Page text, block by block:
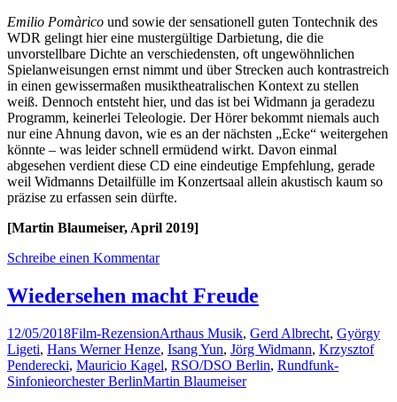
Emilio Pomàrico und sowie der sensationell guten Tontechnik des
WDR gelingt hier eine mustergültige Darbietung, die die
unvorstellbare Dichte an verschiedensten, oft ungewöhnlichen
Spielanweisungen ernst nimmt und über Strecken auch kontrastreich
in einen gewissermaßen musiktheatralischen Kontext zu stellen
weiß. Dennoch entsteht hier, und das ist bei Widmann ja geradezu
Programm, keinerlei Teleologie. Der Hörer bekommt niemals auch
nur eine Ahnung davon, wie es an der nächsten „Ecke“ weitergehen
könnte – was leider schnell ermüdend wirkt. Davon einmal
abgesehen verdient diese CD eine eindeutige Empfehlung, gerade
weil Widmanns Detailfülle im Konzertsaal allein akustisch kaum so
präzise zu erfassen sein dürfte.
[Martin Blaumeiser, April 2019]
Schreibe einen Kommentar
Wiedersehen macht Freude
12/05/2018Film-RezensionArthaus Musik, Gerd Albrecht, György
Ligeti, Hans Werner Henze, Isang Yun, Jörg Widmann, Krzysztof
Penderecki, Mauricio Kagel, RSO/DSO Berlin, Rundfunk-
Sinfonieorchester BerlinMartin Blaumeiser